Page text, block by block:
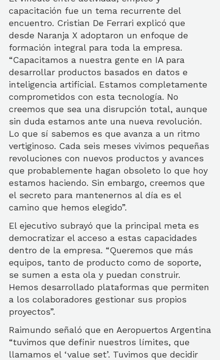
capacitación fue un tema recurrente del
encuentro. Cristian De Ferrari explicó que
desde Naranja X adoptaron un enfoque de
formación integral para toda la empresa.
“Capacitamos a nuestra gente en IA para
desarrollar productos basados en datos e
inteligencia artificial. Estamos completamente
comprometidos con esta tecnología. No
creemos que sea una disrupción total, aunque
sin duda estamos ante una nueva revolución.
Lo que sí sabemos es que avanza a un ritmo
vertiginoso. Cada seis meses vivimos pequeñas
revoluciones con nuevos productos y avances
que probablemente hagan obsoleto lo que hoy
estamos haciendo. Sin embargo, creemos que
el secreto para mantenernos al día es el
camino que hemos elegido”.
El ejecutivo subrayó que la principal meta es
democratizar el acceso a estas capacidades
dentro de la empresa. “Queremos que más
equipos, tanto de producto como de soporte,
se sumen a esta ola y puedan construir.
Hemos desarrollado plataformas que permiten
a los colaboradores gestionar sus propios
proyectos”.
Raimundo señaló que en Aeropuertos Argentina
“tuvimos que definir nuestros límites, que
llamamos el ‘value set’. Tuvimos que decidir